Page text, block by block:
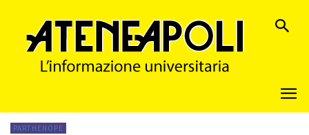
PARTHENOPE